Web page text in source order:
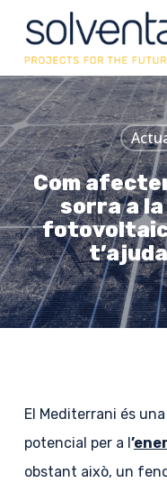
content
Com
sorra a
El Mediterrani és
potencial per a l’
obstant això, un